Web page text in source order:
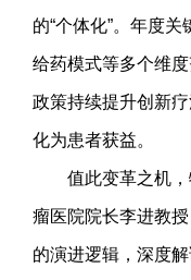
的“个体化”。年度
给药模式等多个维
政策持续提升创新
化为患者获益。
值此变革之机，
瘤医院院长李进教
的演进逻辑，深度